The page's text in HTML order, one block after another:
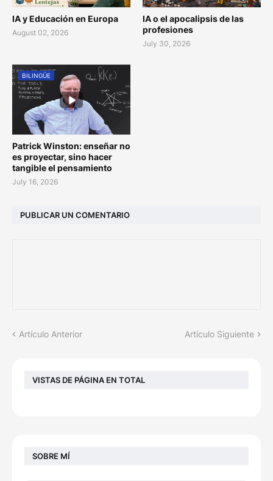
IA y Educación en Europa
August 02, 2026
IA o el apocalipsis de las
profesiones
July 30, 2026
BILINGÜE
Patrick Winston: enseñar no
es proyectar, sino hacer
tangible el pensamiento
July 16, 2026
PUBLICAR UN COMENTARIO
Artículo Anterior Artículo Siguiente
VISTAS DE PÁGINA EN TOTAL
SOBRE MÍ